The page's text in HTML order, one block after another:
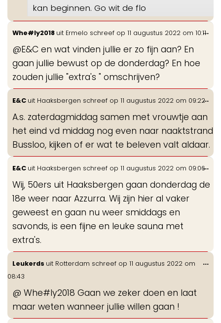
kan beginnen. Go wit de flo
Whe#ly2018 uit Ermelo schreef op 11 augustus 2022 om 10:11
@E&C en wat vinden jullie er zo fijn aan? En
gaan jullie bewust op de donderdag? En hoe
zouden jullie "extra's " omschrijven?
...
E&C uit Haaksbergen schreef op 11 augustus 2022 om 09:22
A.s. zaterdagmiddag samen met vrouwtje aan
het eind vd middag nog even naar naaktstrand
Bussloo, kijken of er wat te beleven valt aldaar.
...
E&C uit Haaksbergen schreef op 11 augustus 2022 om 09:06
Wij, 50ers uit Haaksbergen gaan donderdag de
18e weer naar Azzurra. Wij zijn hier al vaker
geweest en gaan nu weer smiddags en
savonds, is een fijne en leuke sauna met
extra's.
...
Leukerds uit Rotterdam schreef op 11 augustus 2022 om
08:43
@ Whe#ly2018 Gaan we zeker doen en laat
maar weten wanneer jullie willen gaan !
...